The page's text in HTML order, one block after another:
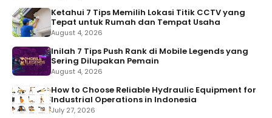
Ketahui 7 Tips Memilih Lokasi Titik CCTV yang
Tepat untuk Rumah dan Tempat Usaha
August 4, 2026
Inilah 7 Tips Push Rank di Mobile Legends yang
Sering Dilupakan Pemain
August 4, 2026
How to Choose Reliable Hydraulic Equipment for
Industrial Operations in Indonesia
July 27, 2026